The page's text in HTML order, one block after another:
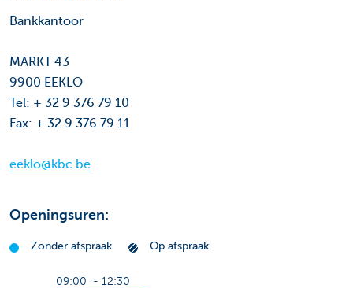
Bankkantoor
MARKT 43
9900 EEKLO
Tel: + 32 9 376 79 10
Fax: + 32 9 376 79 11
eeklo@kbc.be
Openingsuren:
Zonder afspraak Op afspraak
09:00 - 12:30